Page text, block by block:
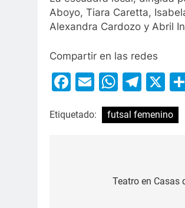
Aboyo, Tiara Caretta,
Alexandra Cardozo y Abril
Compartir en las redes
Facebook
Email X
Etiquetado: futsal femenino
Teatro en Casas